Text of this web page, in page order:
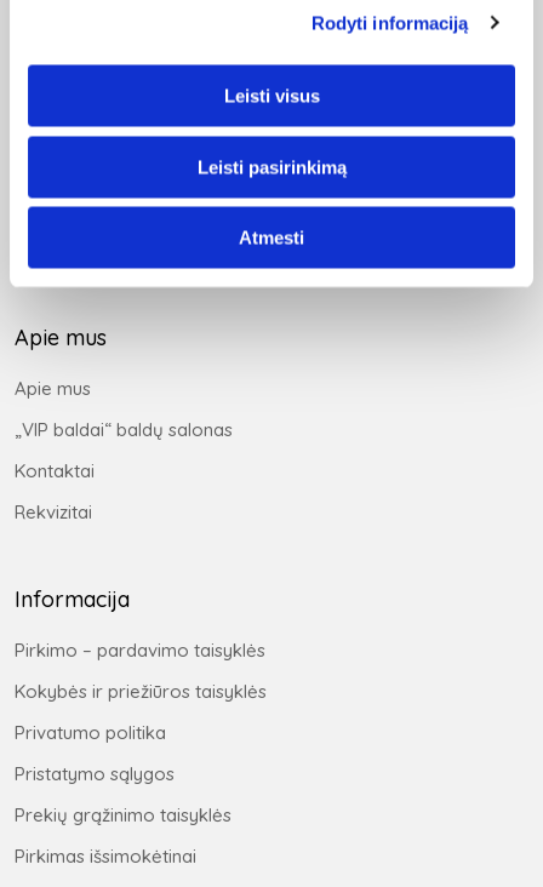
Rodyti informaciją
Leisti visus
Leisti pasirinkimą
Atmesti
UAB DEINAVA
Pramonės pr. 14, Žalioji galerija 4 salė, Kaunas
+370 684 77332
Apie mus
Apie mus
„VIP baldai“ baldų salonas
Kontaktai
Rekvizitai
Informacija
Pirkimo – pardavimo taisyklės
Kokybės ir priežiūros taisyklės
Privatumo politika
Pristatymo sąlygos
Prekių grąžinimo taisyklės
Pirkimas išsimokėtinai